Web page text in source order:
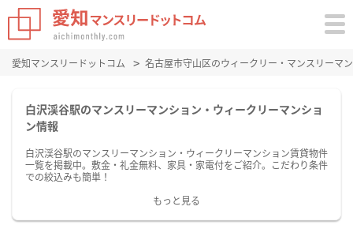
愛知マンスリードットコム 名古屋市守山区のウィークリー・マンスリーマ
白沢渓谷駅のマンスリーマンション・ウィークリーマンショ
ン情報
白沢渓谷駅のマンスリーマンション・ウィークリーマンション賃貸物件
一覧を掲載中。敷金・礼金無料、家具・家電付をご紹介。こだわり条件
での絞込みも簡単！
もっと見る